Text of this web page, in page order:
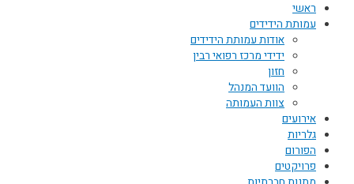
ראשי
עמותת הידידים
אודות עמותת הידידים
ידידי מרכז רפואי רבין
חזון
הוועד המנהל
צוות העמותה
אירועים
גלריות
הפורום
פרויקטים